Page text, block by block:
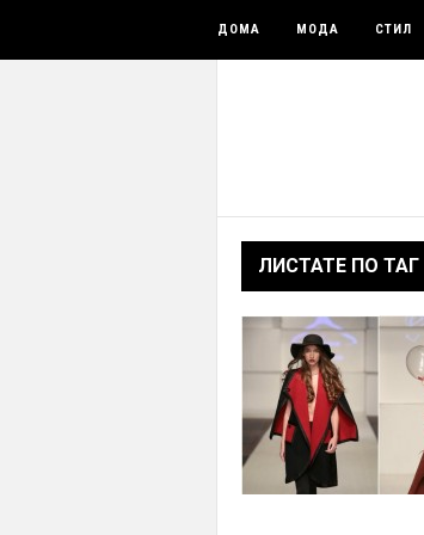
ДОМА МОДА СТИЛ
ЛИСТАТЕ ПО ТАГ